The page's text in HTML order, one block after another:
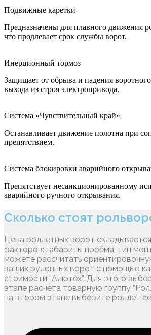
Подвижные каретки
Предназначены для плавного движения
что продлевает срок службы ворот.
Инерционный тормоз
Защищает от обрыва и падения
выхода из строя электропривода.
Система «Чувствительный край»
Останавливает движение полотна при
препятствием.
Система блокировки аварийного
Препятствует несанкционированному
аварийного ручного открывания.
Сколько стоят
Цена роллетных ворот
факторов: габариты проёма, тип
можете рассчитать
ваших рулонных ворот с помощью
стоимости “Алютех”. Для этого
этапе расчёта товарную группу
на втором этапе выберите роллет